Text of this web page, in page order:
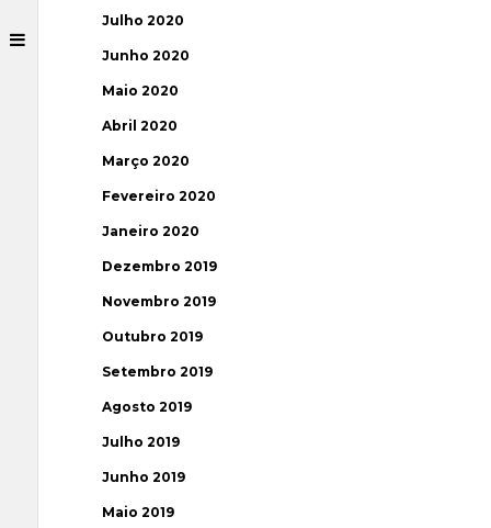
Julho 2020
Junho 2020
Maio 2020
Abril 2020
Março 2020
Fevereiro 2020
Janeiro 2020
Dezembro 2019
Novembro 2019
Outubro 2019
Setembro 2019
Agosto 2019
Julho 2019
Junho 2019
Maio 2019